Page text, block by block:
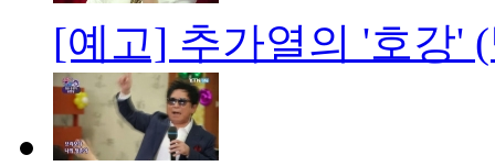
[예고] 추가열의 '호강'